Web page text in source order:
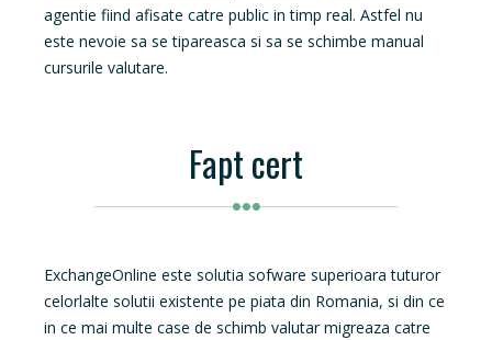
agentie fiind afisate catre public in timp real. Astfel nu
este nevoie sa se tipareasca si sa se schimbe manual
cursurile valutare.
Fapt cert
ExchangeOnline este solutia sofware superioara tuturor
celorlalte solutii existente pe piata din Romania, si din ce
in ce mai multe case de schimb valutar migreaza catre